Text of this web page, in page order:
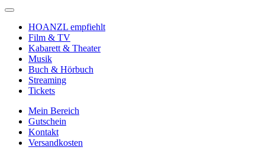
HOANZL empfiehlt
Film & TV
Kabarett & Theater
Musik
Buch & Hörbuch
Streaming
Tickets
Mein Bereich
Gutschein
Kontakt
Versandkosten